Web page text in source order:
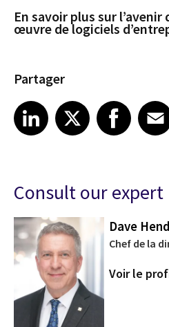
En savoir plus sur l’avenir
œuvre de logiciels
Partager
Share article on LinkedIn
LinkedIn
Share article on XShare article on Facebook
Facebook
Share
Consult our expert
Dave
Chef de la
Voir le